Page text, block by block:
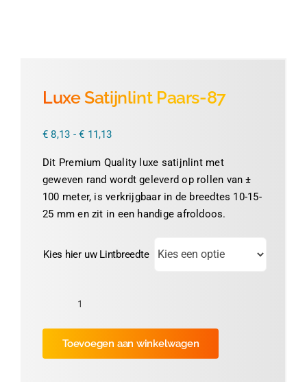
Luxe Satijnlint Paars-87
€ 8,13 - € 11,13Prijsklasse:
tot
€ 11,13
Dit Premium Quality luxe satijnlint met
geweven rand wordt geleverd op rollen van ±
100 meter, is verkrijgbaar in de breedtes 10-15-
25 mm en zit in een handige afroldoos.
Kies hier uw Lintbreedte
Luxe
Satijnlint
Paars-
87
Toevoegen aan winkelwagen